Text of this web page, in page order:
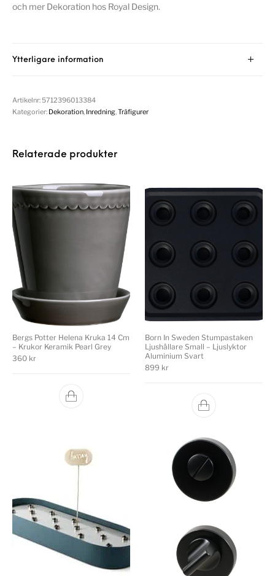
och mer Dekoration hos Royal Design.
Ytterligare information
Artikelnr: 5712396013384
Kategorier: Dekoration Inredning ,Träfigurer
Relaterade produkter
Bergs Potter Helena Kruka 14 Cm
– Krukor Keramik Pearl Grey
360 kr
Born In Sweden Stumpastaken
Ljushållare Small – Ljuslyktor
Aluminium Svart
899 kr